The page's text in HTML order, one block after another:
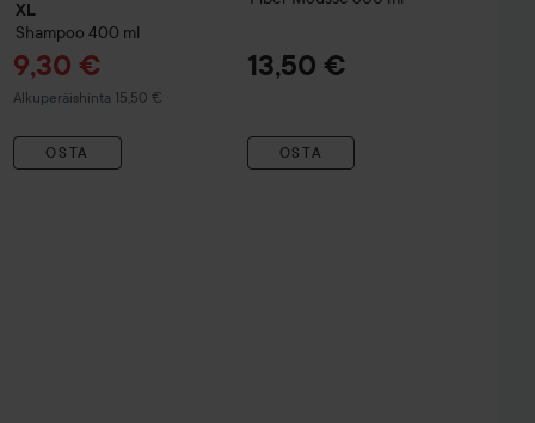
XL
Shampoo 400 ml
Tarjoushinta
9,30 €
Alkuperäishinta 15,50 €
Normaali hinta 15,50 €
OSTA
13,50 €
OSTA